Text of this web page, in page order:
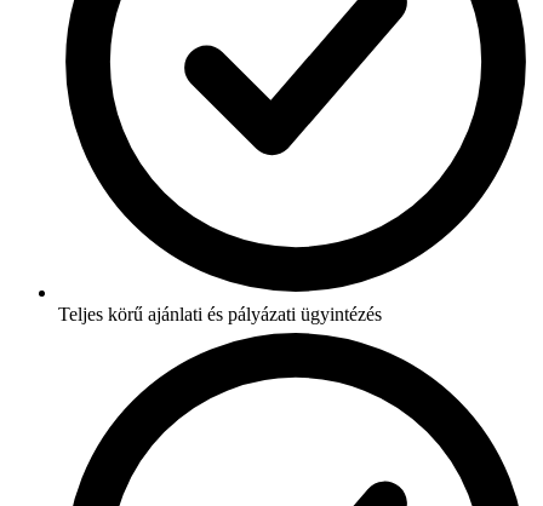
Teljes körű ajánlati és pályázati ügyintézés